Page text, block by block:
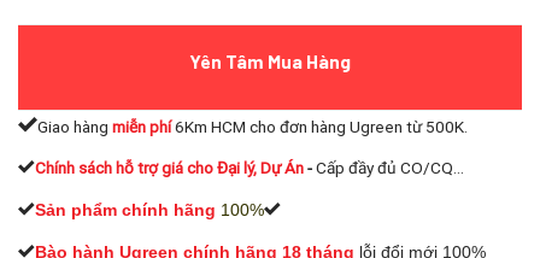
Yên Tâm Mua Hàng
Giao hàng miễn phí6Km HCM cho đơn hàng Ugreen từ 500K.
Chính sách hỗ trợ giá cho Đại lý, Dự Án-Cấp đầy đủ CO/CQ...
Sản phẩm chính hãng 100%
Bào hành Ugreen chính hãng 18 tháng lỗi đổi mới 100%